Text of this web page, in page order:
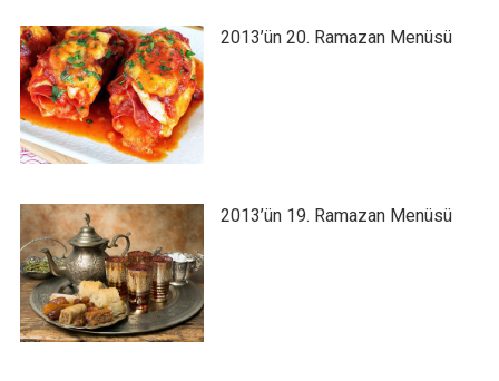
2013’ün 20. Ramazan Menüsü
2013’ün 19. Ramazan Menüsü